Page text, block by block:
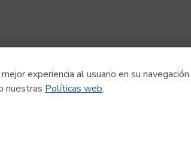
experiencia al usuario en su navegación.
nuestras Políticas web.